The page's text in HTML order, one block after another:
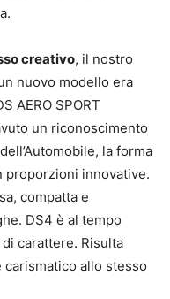
creativo, il nostro
nuovo modello era
AERO SPORT
un riconoscimento
la forma
proporzioni innovative.
compatta e
DS4 è al tempo
carattere. Risulta
allo stesso